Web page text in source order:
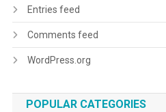
Entries feed
Comments feed
WordPress.org
POPULAR CATEGORIES